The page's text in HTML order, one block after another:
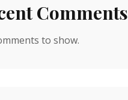
Comments
to show.